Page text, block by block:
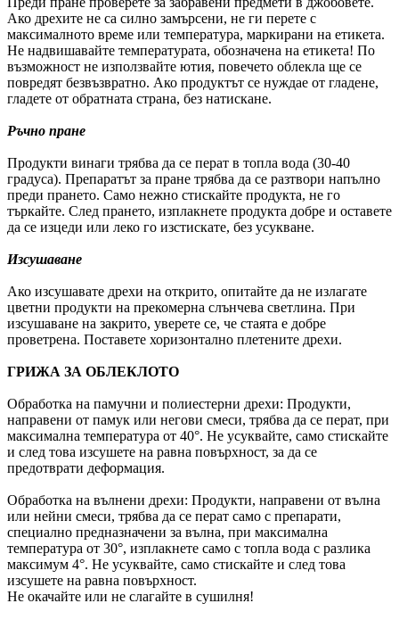
Ако дрехите не са силно замърсени, не ги перете с
максималното време или температура, маркирани на етикета.
Не надвишавайте температурата, обозначена на етикета! По
възможност не използвайте ютия, повечето облекла ще се
повредят безвъзвратно. Ако продуктът се нуждае от гладене,
гладете от обратната страна, без натискане.
Ръчно пране
Продукти винаги трябва да се перат в топла вода (30-40
градуса). Препаратът за пране трябва да се разтвори напълно
преди прането. Само нежно стискайте продукта, не го
търкайте. След прането, изплакнете продукта добре и оставете
да се изцеди или леко го изстискате, без усукване.
Изсушаване
Ако изсушавате дрехи на открито, опитайте да не излагате
цветни продукти на прекомерна слънчева светлина. При
изсушаване на закрито, уверете се, че стаята е добре
проветрена. Поставете хоризонтално плетените дрехи.
ГРИЖА ЗА ОБЛЕКЛОТО
Обработка на памучни и полиестерни дрехи: Продукти,
направени от памук или негови смеси, трябва да се перат, при
максимална температура от 40°. Не усуквайте, само стискайте
и след това изсушете на равна повърхност, за да се
предотврати деформация.
Обработка на вълнени дрехи: Продукти, направени от вълна
или нейни смеси, трябва да се перат само с препарати,
специално предназначени за вълна, при максимална
температура от 30°, изплакнете само с топла вода с разлика
максимум 4°. Не усуквайте, само стискайте и след това
изсушете на равна повърхност.
Не окачайте или не слагайте в сушилня!